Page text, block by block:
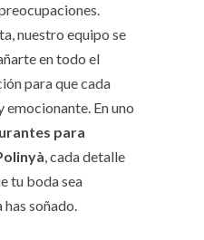
nuestro equipo se
en todo el
para que cada
emocionante. En uno
para
, cada detalle
tu boda sea
soñado.